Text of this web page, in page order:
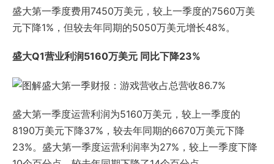
盛大第一季度费用7450万美元，较上一季度的7560万美
元下降1%，但较去年同期的5050万美元增长48%。
盛大Q1营业利润5160万美元 同比下降23%
盛大第一季度运营利润为5160万美元，较上一季度的
8190万美元下降37%，较去年同期的6670万美元下降
23%。盛大第一季度运营利润率为27%，较上一季度下降